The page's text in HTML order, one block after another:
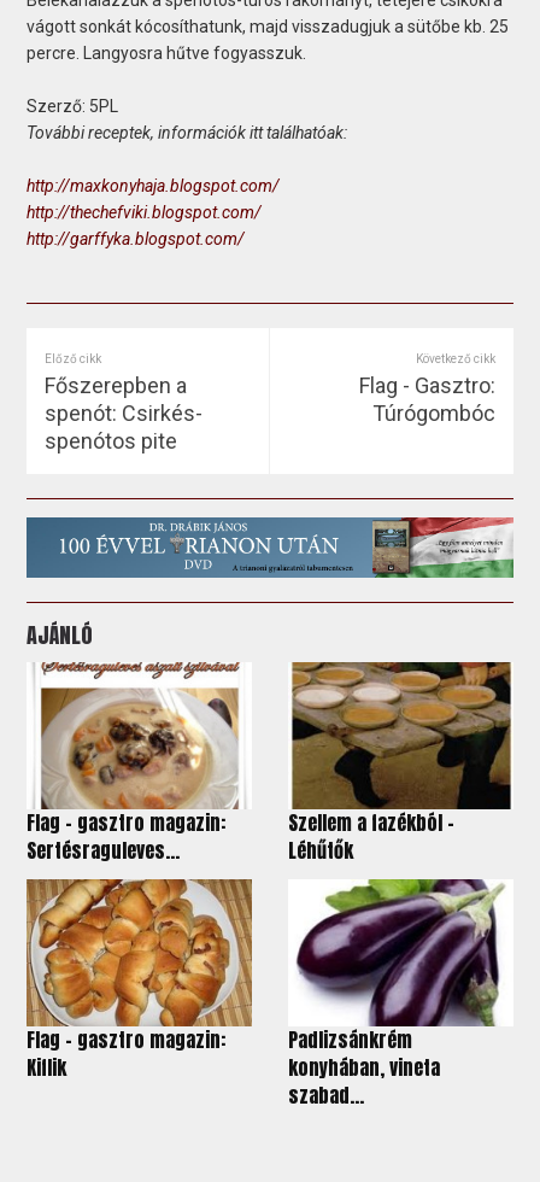
vágott sonkát kócosíthatunk, majd visszadugjuk a sütőbe kb. 25
percre. Langyosra hűtve fogyasszuk.
Szerző: 5PL
További receptek, információk itt találhatóak:
http://maxkonyhaja.blogspot.com/
http://thechefviki.blogspot.com/
http://garffyka.blogspot.com/
Előző cikk
Főszerepben a
spenót: Csirkés-
spenótos pite
Következő cikk
Flag - Gasztro:
Túrógombóc
AJÁNLÓ
Flag – gasztro magazin:
Sertésraguleves...
Szellem a fazékból -
Léhűtők
Flag – gasztro magazin:
Kiflik
Padlizsánkrém
konyhában, vineta
szabad...